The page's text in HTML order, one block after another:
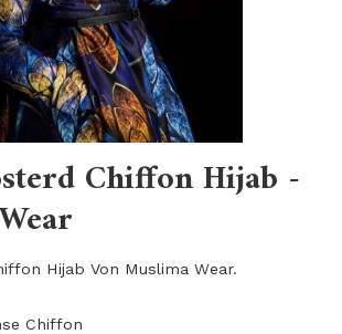
Chiffon Hijab -
Hijab Von Muslima Wear.
Chiffon